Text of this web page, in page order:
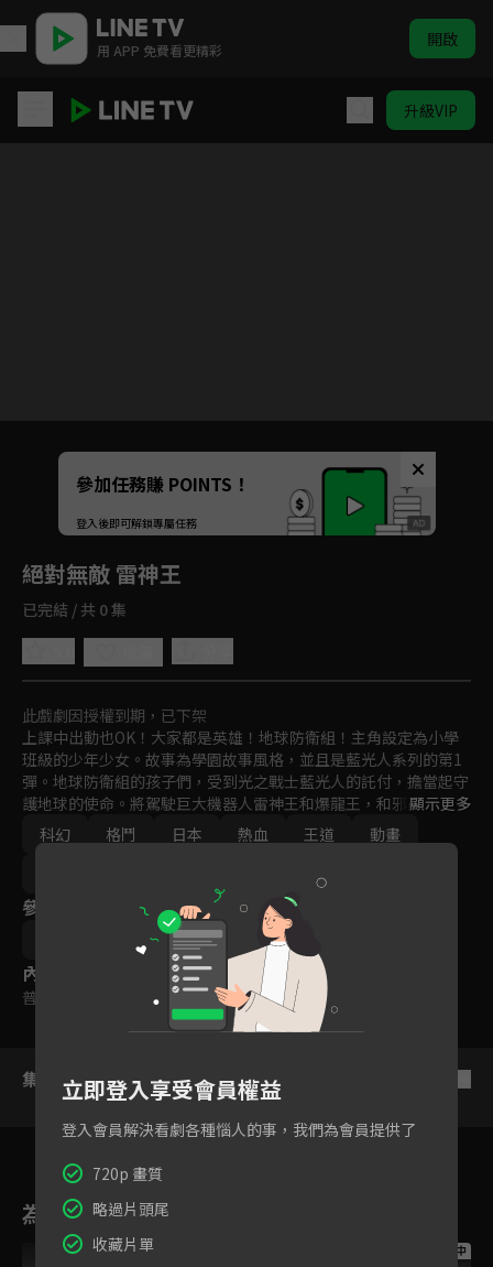
用 APP 免費看更精彩 開啟
升級VIP
Unmute
如有不便請見諒
參加任務賺 POINTS！
登入後即可解鎖專屬任務
絕對無敵 雷神王
已完結 / 共 0 集
此戲劇因授權到期，已下架
上課中出動也OK！大家都是英雄！地球防衛組！主角設定為小學
班級的少年少女。故事為學園故事風格，並且是藍光人系列的第1
彈。地球防衛組的孩子們，受到光之戰士藍光人的託付，擔當起守
護地球的使命。將駕駛巨大機器人雷神王和爆龍王，和邪惡軍團邪
惡帝國展開激烈的戰鬥。
顯示更多
科幻
格鬥 日本 熱血 王道
動畫
參與演員
內容標籤
普遍級
集數列表
為您推薦
跟播中 跟播中
立即登入享受會員權益
登入會員解決看劇各種惱人的事，我們為會員提供了
720p 畫質
略過片頭尾
收藏片單